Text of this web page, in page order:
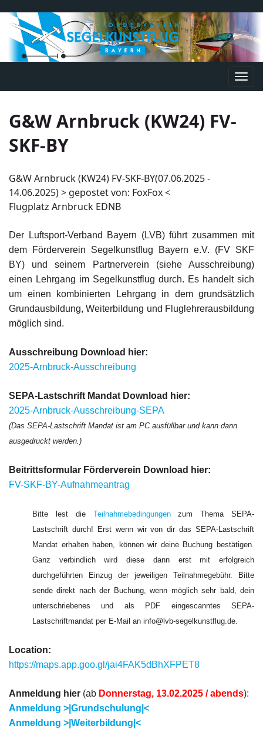
G&W Arnbruck (KW24) FV-
SKF-BY
G&W Arnbruck (KW24) FV-SKF-BY(07.06.2025 -
14.06.2025) > gepostet von: FoxFox <
Flugplatz Arnbruck EDNB
Der Luftsport-Verband Bayern (LVB) führt zusammen mit
dem Förderverein Segelkunstflug Bayern e.V. (FV SKF
BY) und seinem Partnerverein (siehe Ausschreibung)
einen Lehrgang im Segelkunstflug durch. Es handelt sich
um einen kombinierten Lehrgang in dem grundsätzlich
Grundausbildung, Weiterbildung und Fluglehrerausbildung
möglich sind.
Ausschreibung Download hier:
2025-Arnbruck-Ausschreibung
SEPA-Lastschrift Mandat Download hier:
2025-Arnbruck-Ausschreibung-SEPA
(Das SEPA-Lastschrift Mandat ist am PC ausfüllbar und kann dann
ausgedruckt werden.)
Beitrittsformular Förderverein Download hier:
FV-SKF-BY-Aufnahmeantrag
Bitte lest die Teilnahmebedingungenzum Thema SEPA-
Lastschrift durch! Erst wenn wir von dir das SEPA-Lastschrift
Mandat erhalten haben, können wir deine Buchung bestätigen.
Ganz verbindlich wird diese dann erst mit erfolgreich
durchgeführten Einzug der jeweiligen Teilnahmegebühr. Bitte
sende direkt nach der Buchung, wenn möglich sehr bald, dein
unterschriebenes und als PDF eingescanntes SEPA-
Lastschriftmandat per E-Mail an info@lvb-segelkunstflug.de.
Location:
https://maps.app.goo.gl/jai4FAK5dBhXFPET8
Anmeldung hier (ab Donnerstag, 13.02.2025 / abends):
Anmeldung >|Grundschulung|<
Anmeldung >|Weiterbildung|<